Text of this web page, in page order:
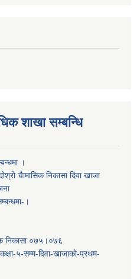
शाखा सम्बन्धि
।
चैामासिक निकासा दिवा खाजा
।
निकासा ०७५।०७६
५-सम्म-दिवा-खाजाको-प्रथम-